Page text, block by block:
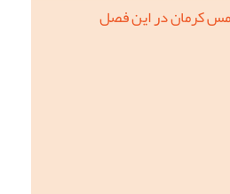
مس کرمان در این فصل